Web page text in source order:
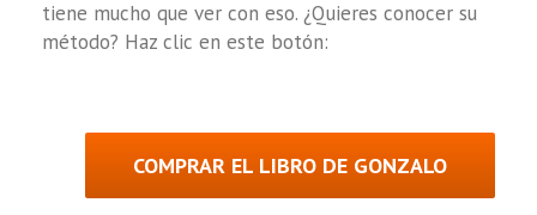
tiene mucho que ver con eso. ¿Quieres conocer su
método? Haz clic en este botón:
COMPRAR EL LIBRO DE GONZALO